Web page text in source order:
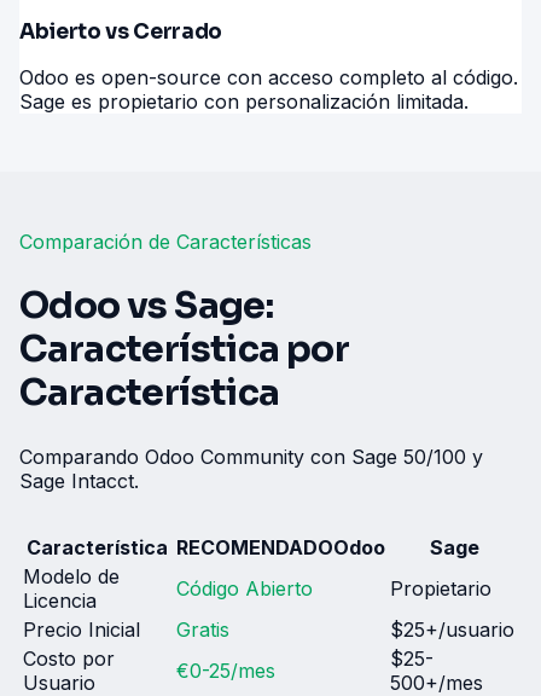
Abierto vs Cerrado
Odoo es open-source con acceso completo al código.
Sage es propietario con personalización limitada.
Comparación de Características
Odoo vs Sage:
Característica por
Característica
Comparando Odoo Community con Sage 50/100 y
Sage Intacct.
Característica RECOMENDADOOdoo
Sage
Modelo de
Licencia
Código Abierto
Propietario
Precio Inicial
Gratis
$25+/usuario
Costo por
Usuario
€0-25/mes
$25-
500+/mes